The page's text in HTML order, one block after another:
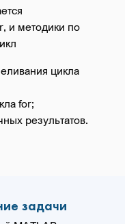
и методики по
цикла
for;
результатов.
задачи